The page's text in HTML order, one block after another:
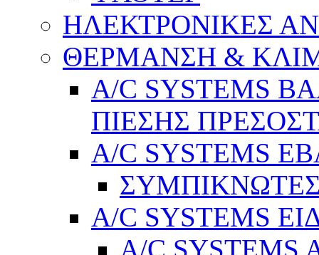
ΗΛΕΚΤΡΟΝΙΚΕΣ
ΘΕΡΜΑΝΣΗ &
A/C SYSTEMS
ΠΙΕΣΗΣ
A/C SYSTEMS
A/C SYSTEMS